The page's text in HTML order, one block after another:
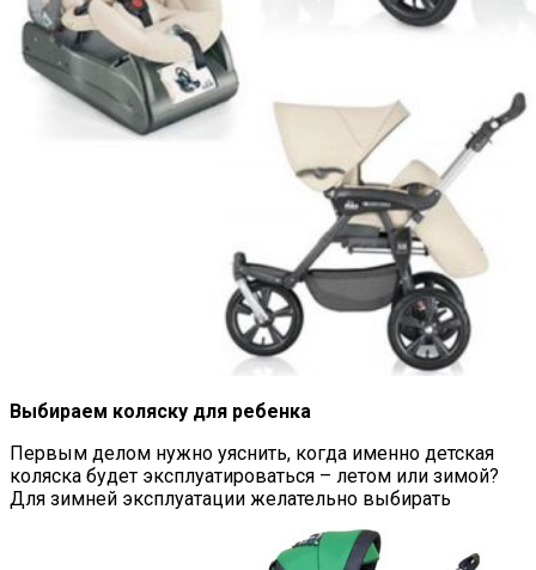
Выбираем коляску для ребенка
Первым делом нужно уяснить, когда именно детская
коляска будет эксплуатироваться – летом или зимой?
Для зимней эксплуатации желательно выбирать